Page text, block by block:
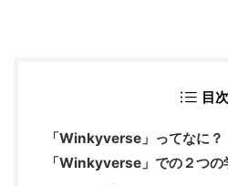
目次
「Winkyverse」ってなに？
「Winkyverse」での２つの